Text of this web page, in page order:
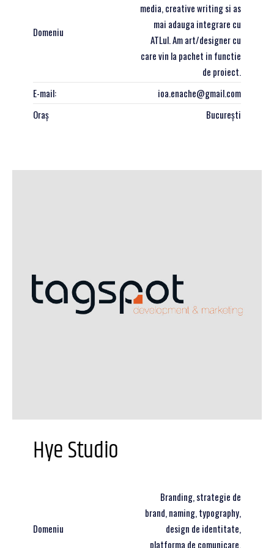
Domeniu
media, creative writing si as
mai adauga integrare cu
ATLul. Am art/designer cu
care vin la pachet in functie
de proiect.
E-mail:
ioa.enache@gmail.com
Oraș
București
Hye Studio
Domeniu
Branding, strategie de
brand, naming, typography,
design de identitate,
platforma de comunicare,